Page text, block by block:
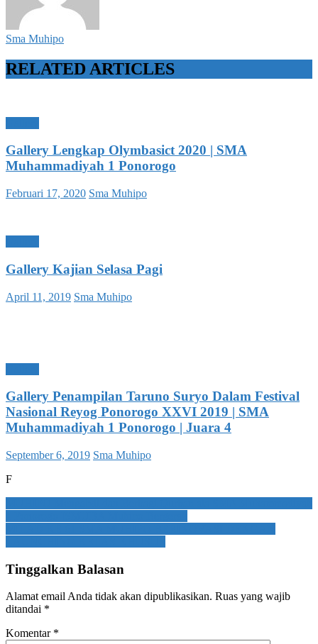
Sma Muhipo
RELATED ARTICLES
Gallery Lengkap Olymbasict 2020 | SMA
Muhammadiyah 1 Ponorogo
Posted
Februari 17, 2020 Author
Sma Muhipo
Gallery Kajian Selasa Pagi
Posted
April 11, 2019 Author
Sma Muhipo
Gallery Penampilan Taruno Suryo Dalam Festival
Nasional Reyog Ponorogo XXVI 2019 | SMA
Muhammadiyah 1 Ponorogo | Juara 4
Posted
September 6, 2019 Author
Sma Muhipo
F
Navigasi
pos
Tinggalkan Balasan
Alamat email Anda tidak akan dipublikasikan. Ruas yang wajib
ditandai *
Komentar *